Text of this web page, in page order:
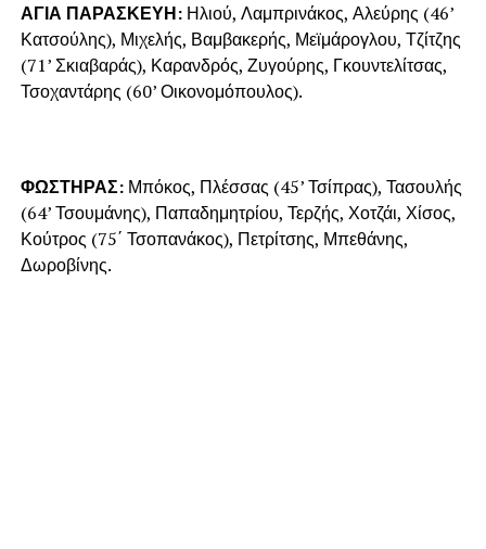
ΑΓΙΑ ΠΑΡΑΣΚΕΥΗ:Ηλιού, Λαμπρινάκος, Αλεύρης (46’
Κατσούλης), Μιχελής, Βαμβακερής, Μεϊμάρογλου, Τζίτζης
(71’ Σκιαβαράς), Καρανδρός, Ζυγούρης, Γκουντελίτσας,
Τσοχαντάρης (60’ Οικονομόπουλος).
ΦΩΣΤΗΡΑΣ:Μπόκος, Πλέσσας (45’ Τσίπρας), Τασουλής
(64’ Τσουμάνης), Παπαδημητρίου, Τερζής, Χοτζάι, Χίσος,
Κούτρος (75΄ Τσοπανάκος), Πετρίτσης, Μπεθάνης,
Δωροβίνης.